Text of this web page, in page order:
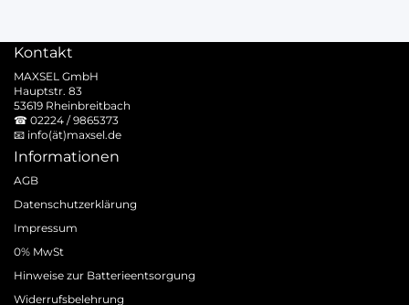
Kontakt
MAXSEL GmbH
Hauptstr. 83
53619 Rheinbreitbach
☎ 02224 / 9865373
📧 info(ät)maxsel.de
Informationen
AGB
Datenschutzerklärung
Impressum
0% MwSt
Hinweise zur Batterieentsorgung
Widerrufsbelehrung